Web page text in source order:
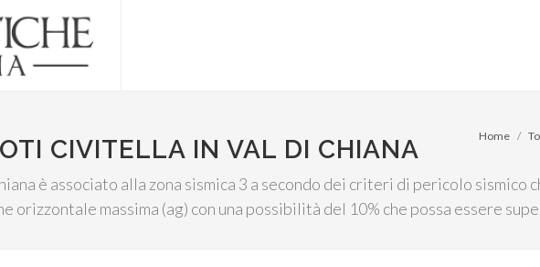
CIVITELLA IN VAL DI CHIANA
è associato alla zona sismica 3 a secondo dei criteri di pericolo
orizzontale massima (ag) con una possibilità del 10% che possa essere
Home